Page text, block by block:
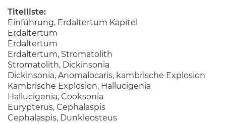
Titelliste:
Einführung, Erdaltertum Kapitel
Erdaltertum
Erdaltertum
Erdaltertum, Stromatolith
Stromatolith, Dickinsonia
Dickinsonia, Anomalocaris, kambrische Explosion
Kambrische Explosion, Hallucigenia
Hallucigenia, Cooksonia
Eurypterus, Cephalaspis
Cephalaspis, Dunkleosteus